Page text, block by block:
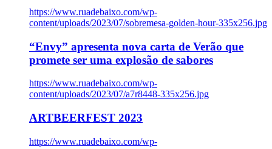
https://www.ruadebaixo.com/wp-
content/uploads/2023/07/sobremesa-golden-hour-335x256.jpg
“Envy” apresenta nova carta de Verão que
promete ser uma explosão de sabores
https://www.ruadebaixo.com/wp-
content/uploads/2023/07/a7r8448-335x256.jpg
ARTBEERFEST 2023
https://www.ruadebaixo.com/wp-